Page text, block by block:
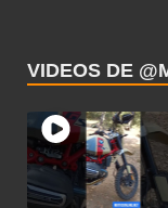
VIDEOS DE